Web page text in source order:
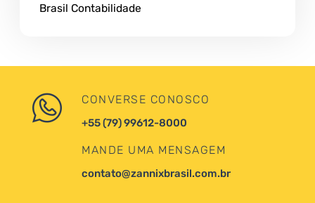
Brasil Contabilidade
CONVERSE CONOSCO
+55 (79) 99612-8000
MANDE UMA MENSAGEM
contato@zannixbrasil.com.br